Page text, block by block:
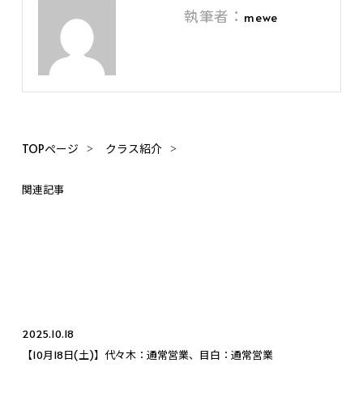
執筆者： mewe
TOPページ クラス紹介
関連記事
2025.10.18
【10月18日(土)】代々木：通常営業、目白：通常営業